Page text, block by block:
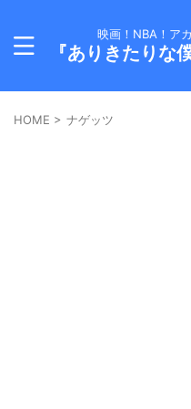
映画！NBA！ア
『ありきたりな
HOME > ナゲッツ